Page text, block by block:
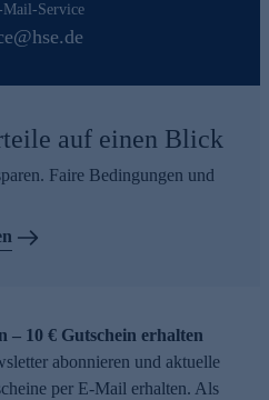
Service
auf einen Blick
Faire Bedingungen und
– 10 € Gutschein erhalten
abonnieren und aktuelle
per E-Mail erhalten. Als